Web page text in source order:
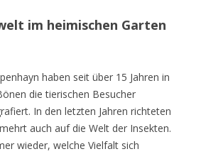
im heimischen Garten
haben seit über 15 Jahren in
die tierischen Besucher
In den letzten Jahren richteten
auch auf die Welt der Insekten.
wieder, welche Vielfalt sich